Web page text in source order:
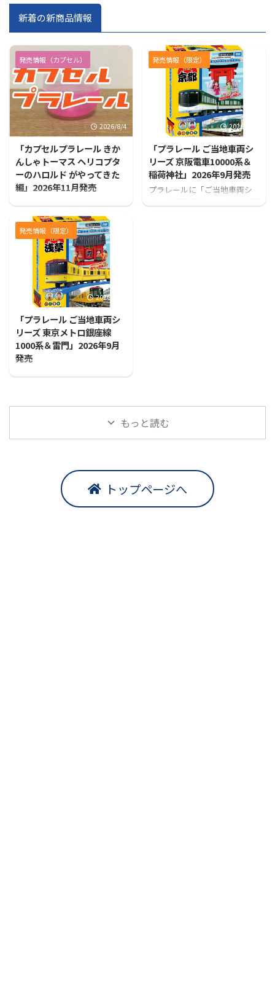
新着の新商品情報
発売情報（カプセル）
2026/8/4
「カプセルプラレール きか
んしゃトーマス ヘリコプタ
ーのハロルド がやってきた
編」2026年11月発売
プセルプラレール きかんしゃ
トーマス ヘリコプターのハロ
ルド がやってきた編」が発売
となります！
発売情報（限定）
2026/7/31
「プラレール ご当地車両シ
リーズ 京阪電車10000系＆
稲荷神社」2026年9月発売
プラレールに「ご当地車両シ
発売情報（限定）
2026/7/31
「プラレール ご当地車両シ
リーズ 東京メトロ銀座線
1000系＆雷門」2026年9月
発売
もっと読む
トップページへ